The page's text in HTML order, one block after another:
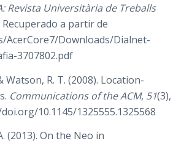
Revista Universitària de Treballs
Recuperado a partir de
AcerCore7/Downloads/Dialnet-
3707802.pdf
Watson, R. T. (2008). Location-
Communications of the ACM, 51(3),
10.1145/1325555.1325568
(2013). On the Neo in